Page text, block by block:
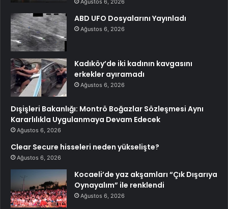
Ağustos 6, 2026
ABD UFO Dosyalarını Yayınladı
Ağustos 6, 2026
Kadıköy’de iki kadının kavgasını
erkekler ayıramadı
Ağustos 6, 2026
Dışişleri Bakanlığı: Montrö Boğazlar Sözleşmesi Aynı
Kararlılıkla Uygulanmaya Devam Edecek
Ağustos 6, 2026
Clear Secure hisseleri neden yükselişte?
Ağustos 6, 2026
Kocaeli’de yaz akşamları “Çık Dışarıya
Oynayalım” ile renklendi
Ağustos 6, 2026